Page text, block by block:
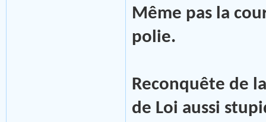
Même pas la
polie.
Reconquête de
de Loi aussi